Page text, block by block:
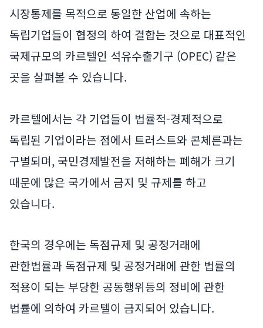
시장통제를 목적으로 동일한 산업에 속하는
독립기업들이 협정의 하여 결합는 것으로 대표적인
국제규모의 카르텔인 석유수출기구 (OPEC) 같은
곳을 살펴볼 수 있습니다.
카르텔에서는 각 기업들이 법률적-경제적으로
독립된 기업이라는 점에서 트러스트와 콘체른과는
구별되며, 국민경제발전을 저해하는 폐해가 크기
때문에 많은 국가에서 금지 및 규제를 하고
있습니다.
한국의 경우에는 독점규제 및 공정거래에
관한법률과 독점규제 및 공정거래에 관한 법률의
적용이 되는 부당한 공동행위등의 정비에 관한
법률에 의하여 카르텔이 금지되어 있습니다.